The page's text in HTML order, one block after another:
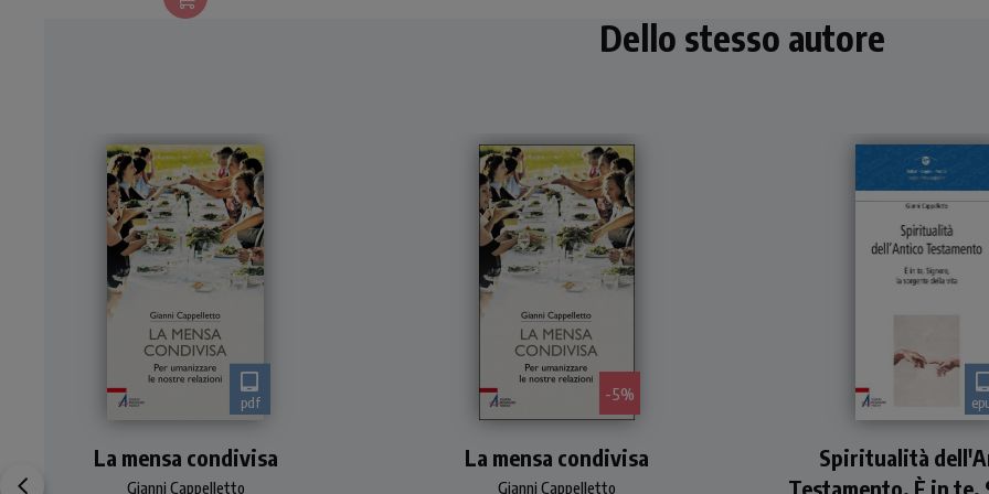
Dello stesso autore
pdf
mangia, come lo si mangia e
Gianni Cappelletto
La mensa condivisa
- 5%
snoda tra le pagine
Gianni Cappelletto
La mensa condivisa
spirituale a partire
lettura e meditazione
Spiritualità
Testamento. È in te,